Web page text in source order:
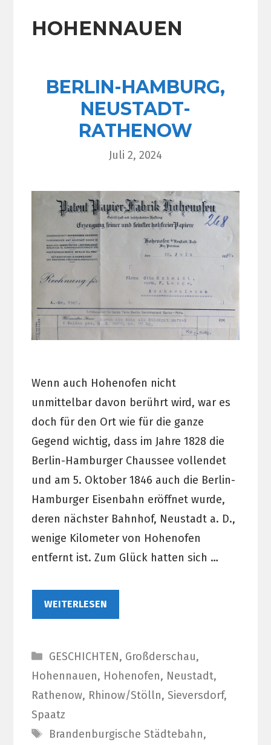
HOHENNAUEN
BERLIN-HAMBURG,
NEUSTADT-
RATHENOW
Juli 2, 2024
Wenn auch Hohenofen nicht
unmittelbar davon berührt wird, war es
doch für den Ort wie für die ganze
Gegend wichtig, dass im Jahre 1828 die
Berlin-Hamburger Chaussee vollendet
und am 5. Oktober 1846 auch die Berlin-
Hamburger Eisenbahn eröffnet wurde,
deren nächster Bahnhof, Neustadt a. D.,
wenige Kilometer von Hohenofen
entfernt ist. Zum Glück hatten sich …
WEITERLESEN
Kategorien
GESCHICHTEN, Großderschau,
Hohennauen, Hohenofen, Neustadt,
Rathenow, Rhinow/Stölln,Sieversdorf,
Spaatz
Schlagwörter
Brandenburgische Städtebahn,